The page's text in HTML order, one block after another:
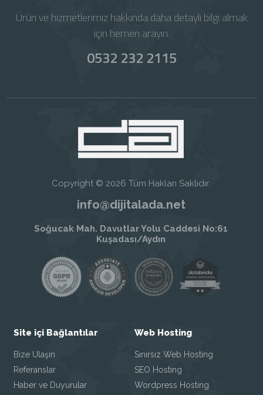
Ürün ve hizmetlerimiz hakkında daha detaylı bilgi almak
için hemen arayın.
0532 232 2115
Copyright © 2026 Tüm Hakları Saklıdır.
info@dijitalada.net
Soğucak Mah. Davutlar Yolu Caddesi No:61
Kuşadası/Aydın
Site içi Bağlantılar
Bize Ulaşın
Referanslar
Haber ve Duyurular
Web Hosting
Sınırsız Web Hosting
SEO Hosting
Wordpress Hosting